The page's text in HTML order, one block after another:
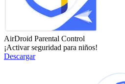
AirDroid Parental Control
¡Activar seguridad para niños!
Descargar